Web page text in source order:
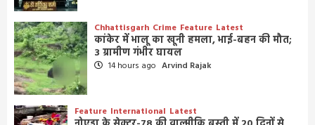
Chhattisgarh Crime Feature Latest
कांकेर में भालू का खूनी हमला, भाई-बहन की मौत;
3 ग्रामीण गंभीर घायल
14 hours ago Arvind Rajak
Feature International Latest